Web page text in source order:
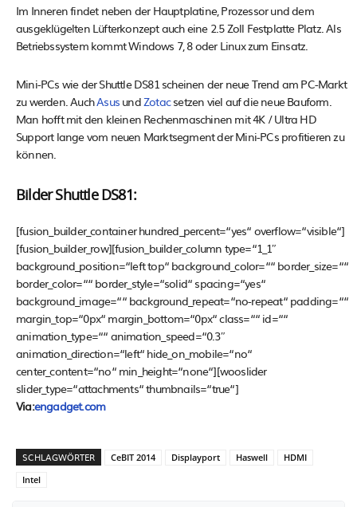
Im Inneren findet neben der Hauptplatine, Prozessor und dem
ausgeklügelten Lüfterkonzept auch eine 2.5 Zoll Festplatte Platz. Als
Betriebssystem kommt Windows 7, 8 oder Linux zum Einsatz.
Mini-PCs wie der Shuttle DS81 scheinen der neue Trend am PC-Markt
zu werden. AuchAsus undZotacsetzen viel auf die neue Bauform.
Man hofft mit den kleinen Rechenmaschinen mit 4K / Ultra HD
Support lange vom neuen Marktsegment der Mini-PCs profitieren zu
können.
Bilder Shuttle DS81:
[fusion_builder_container hundred_percent=“yes“ overflow=“visible“]
[fusion_builder_row][fusion_builder_column type=“1_1″
background_position=“left top“ background_color=““ border_size=““
border_color=““ border_style=“solid“ spacing=“yes“
background_image=““ background_repeat=“no-repeat“ padding=““
margin_top=“0px“ margin_bottom=“0px“ class=““ id=““
animation_type=““ animation_speed=“0.3″
animation_direction=“left“ hide_on_mobile=“no“
center_content=“no“ min_height=“none“][wooslider
slider_type=“attachments“ thumbnails=“true“]
Via:engadget.com
SCHLAGWÖRTER CeBIT 2014 Displayport Haswell
HDMI
Intel